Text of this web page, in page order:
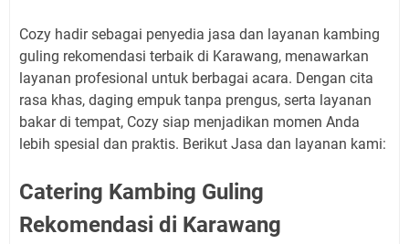
Cozy hadir sebagai penyedia jasa dan layanan kambing
guling rekomendasi terbaik di Karawang, menawarkan
layanan profesional untuk berbagai acara. Dengan cita
rasa khas, daging empuk tanpa prengus, serta layanan
bakar di tempat, Cozy siap menjadikan momen Anda
lebih spesial dan praktis. Berikut Jasa dan layanan kami:
Catering Kambing Guling
Rekomendasi di Karawang